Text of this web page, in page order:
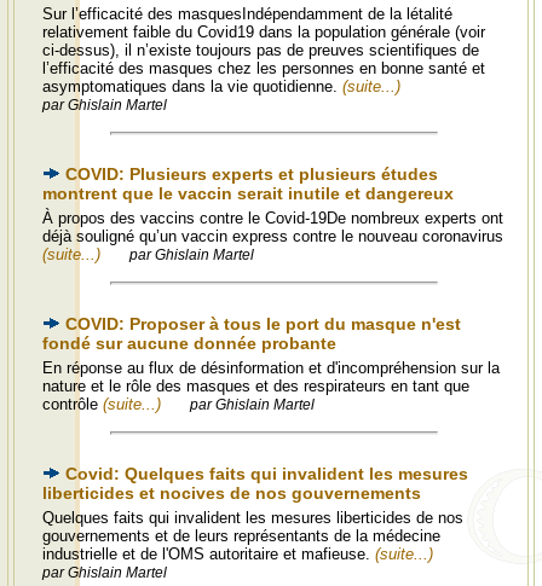
Sur l’efficacité des masquesIndépendamment de la létalité
relativement faible du Covid19 dans la population générale (voir
ci-dessus), il n’existe toujours pas de preuves scientifiques de
l’efficacité des masques chez les personnes en bonne santé et
asymptomatiques dans la vie quotidienne. (suite...)
par Ghislain Martel
COVID: Plusieurs experts et plusieurs études
montrent que le vaccin serait inutile et dangereux
À propos des vaccins contre le Covid-19De nombreux experts ont
déjà souligné qu’un vaccin express contre le nouveau coronavirus
(suite...)
par Ghislain Martel
COVID: Proposer à tous le port du masque n'est
fondé sur aucune donnée probante
En réponse au flux de désinformation et d'incompréhension sur la
nature et le rôle des masques et des respirateurs en tant que
contrôle (suite...) par Ghislain Martel
Covid: Quelques faits qui invalident les mesures
liberticides et nocives de nos gouvernements
Quelques faits qui invalident les mesures liberticides de nos
gouvernements et de leurs représentants de la médecine
industrielle et de l'OMS autoritaire et mafieuse. (suite...)
par Ghislain Martel